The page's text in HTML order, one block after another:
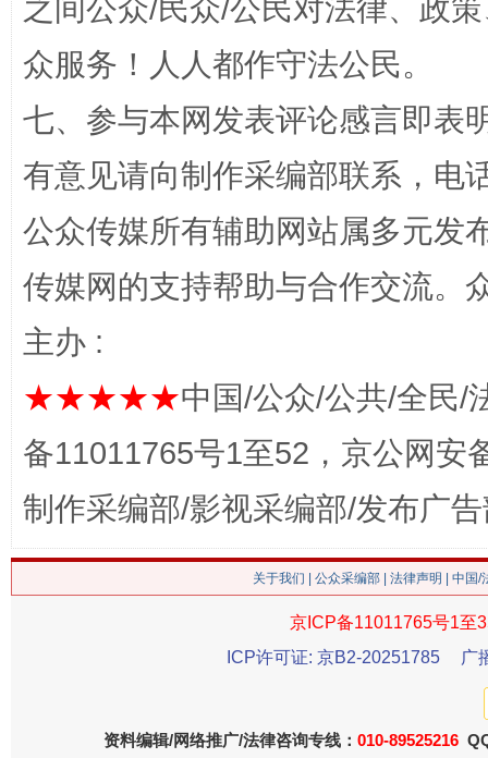
在谋一域中谋全局
之间公众/民众/公民对法律、政
众服务！人人都作守法公民。
七、参与本网发表评论感言即表
有意见请向制作采编部联系，电
公众传媒所有辅助网站属多元发
传媒网的支持帮助与合作交流。
主办 :
★★★★★中国/公众/公共/全民/
备11011765号1至52，京公网安
制作采编部/影视采编部/发布广
关于我们 公众采编部 法律声明 | 中国
京ICP备11011765号1至
ICP许可证: 京B2-20251785
广
资料编辑/网络推广/法律咨询专线： 010-89525216